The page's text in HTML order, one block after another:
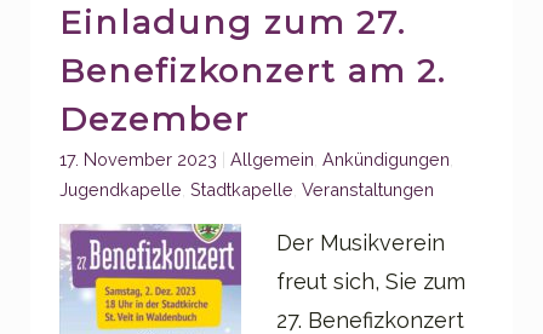
Einladung zum 27.
Benefizkonzert am 2.
Dezember
17. November 2023 Categories:
Allgemein Ankündigungen
Jugendkapelle Stadtkapelle Veranstaltungen
Der Musikverein
freut sich, Sie zum
27. Benefizkonzert